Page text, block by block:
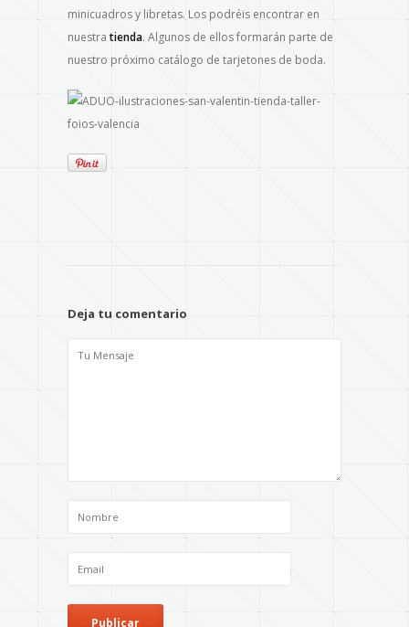
minicuadros y libretas. Los podréis encontrar en
nuestratienda. Algunos de ellos formarán parte de
nuestro próximo catálogo de tarjetones de boda.
Deja tu comentario